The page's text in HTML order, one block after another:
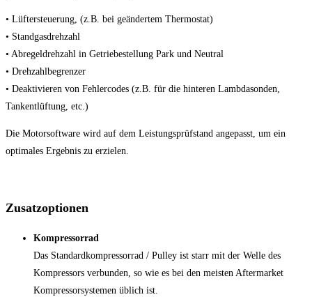
• Lüftersteuerung, (z.B. bei geändertem Thermostat)
• Standgasdrehzahl
• Abregeldrehzahl in Getriebestellung Park und Neutral
• Drehzahlbegrenzer
• Deaktivieren von Fehlercodes (z.B. für die hinteren Lambdasonden,
Tankentlüftung, etc.)
Die Motorsoftware wird auf dem Leistungsprüfstand angepasst, um ein
optimales Ergebnis zu erzielen.
Zusatzoptionen
Kompressorrad
Das Standardkompressorrad / Pulley ist starr mit der Welle des
Kompressors verbunden, so wie es bei den meisten Aftermarket
Kompressorsystemen üblich ist.